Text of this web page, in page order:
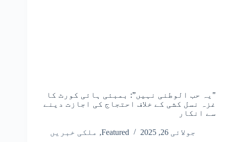
"یہ حب الوطنی نہیں”: بمبئی ہائی کورٹ کا
غزہ نسل کشی کے خلاف احتجاج کی اجازت دینے
سے انکار
جولائی 26, 2025 Featured
, ملکی خبریں